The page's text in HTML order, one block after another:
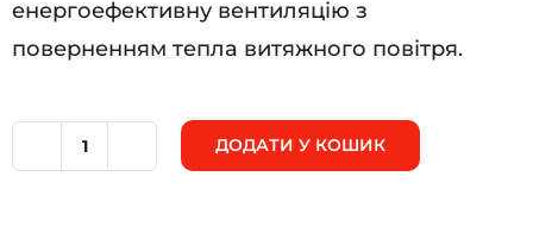
енергоефективну вентиляцію з
поверненням тепла витяжного повітря.
ДОДАТИ У КОШИК